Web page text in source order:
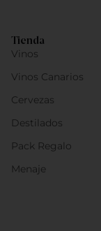
Tienda
Vinos
Vinos Canarios
Cervezas
Destilados
Pack Regalo
Menaje